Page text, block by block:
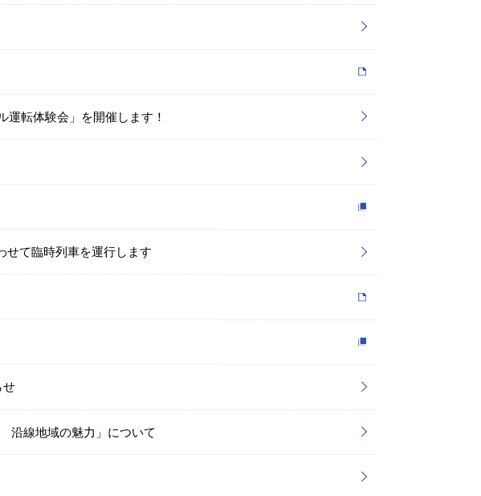
転体験会」を開催します！
せて臨時列車を運行します
せ
沿線地域の魅力」について